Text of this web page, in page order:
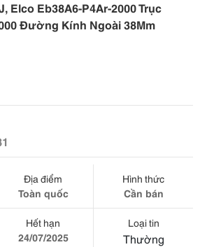
Elco Eb38A6-P4Ar-2000 Trục
Đường Kính Ngoài 38Mm
Địa điểm
Toàn quốc
Hình thức
Cần bán
Hết hạn
24/07/2025
Loại tin
Thường